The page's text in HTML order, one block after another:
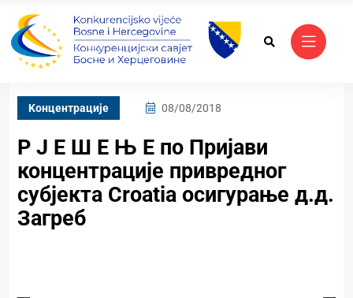
Kонцентрације 08/08/2018
Р Ј Е Ш Е Њ Е по Пријави
концентрације привредног
субјекта Croatia осигурање д.д.
Загреб